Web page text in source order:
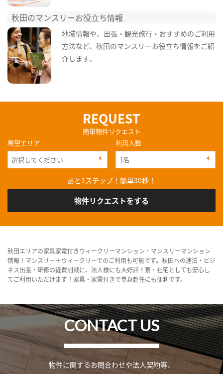
秋田のマンスリーお役立ち情報
地域情報や、出張・観光旅行・おすすめのご利用
方法など、秋田のマンスリーお役立ち情報をご紹
介します。
REQUEST
簡単物件リクエスト
希望エリア
利用人数
あと1ステップ！簡単30秒！
物件リクエストをする
秋田エリアの家具家電付きウィークリーマンション・マンスリーマンション
情報！マンスリー＋ウィークリーでのご利用も可能です。秋田への連泊・ビジ
ネス出張・研修の経費削減に、法人様にも大好評！寮・社宅としても安心し
てご利用いただけます！家具・家電付きで単身赴任にも便利です。
CONTACT US
物件に関するお問合わせや法人契約等、